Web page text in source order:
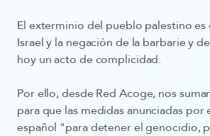
El exterminio del pueblo palestino
Israel y la negación de la barbarie y
hoy un acto de complicidad.
Por ello, desde Red Acoge, nos
para que las medidas anunciadas por
español "para detener el genocidio,